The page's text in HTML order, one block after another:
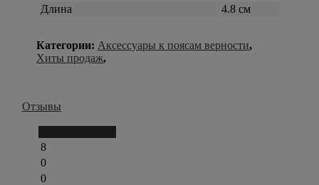
Длина 4.8 см
Категории: Аксессуары к поясам верности,
Хиты продаж,
Отзывы
8
0
0